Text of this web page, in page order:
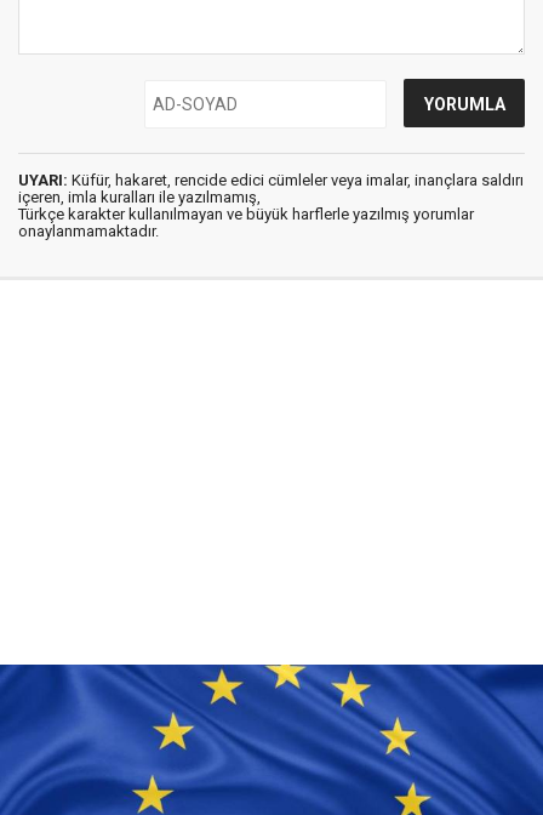
UYARI: Küfür, hakaret, rencide edici cümleler veya imalar, inançlara saldırı
içeren, imla kuralları ile yazılmamış,
Türkçe karakter kullanılmayan ve büyük harflerle yazılmış yorumlar
onaylanmamaktadır.